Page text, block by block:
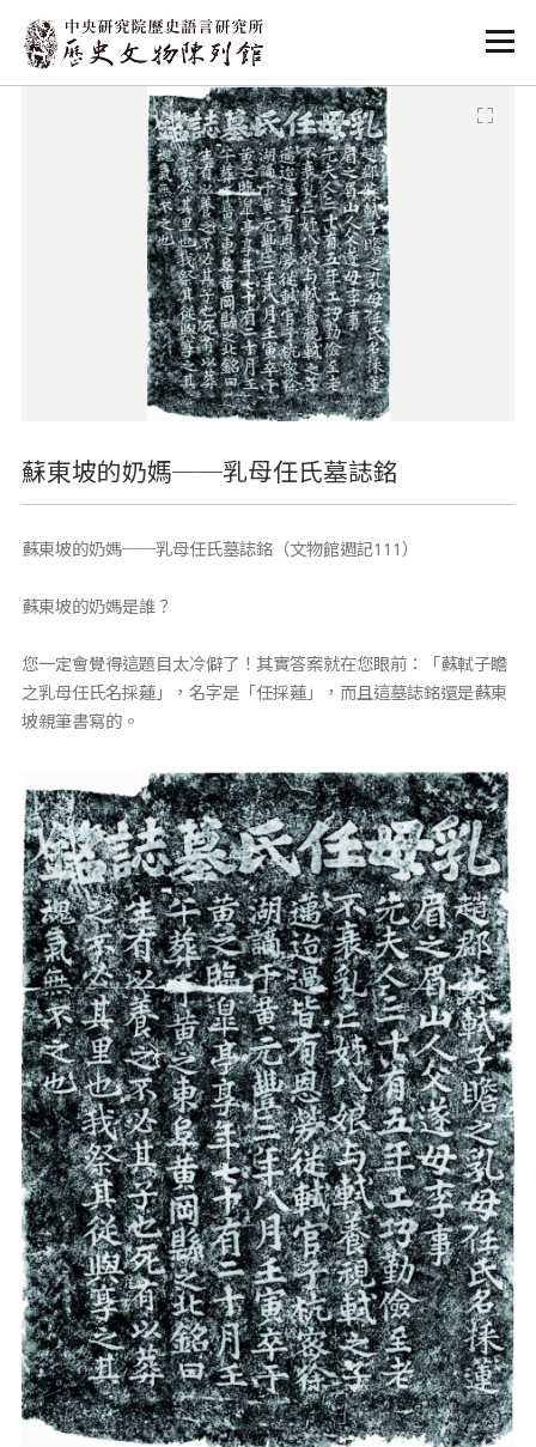
:::
:::
蘇東坡的奶媽──乳母任氏墓誌銘
蘇東坡的奶媽──乳母任氏墓誌銘（文物館週記111）
蘇東坡的奶媽是誰？
您一定會覺得這題目太冷僻了！其實答案就在您眼前：「蘇軾子瞻
之乳母任氏名採蓮」，名字是「任採蓮」，而且這墓誌銘還是蘇東
坡親筆書寫的。